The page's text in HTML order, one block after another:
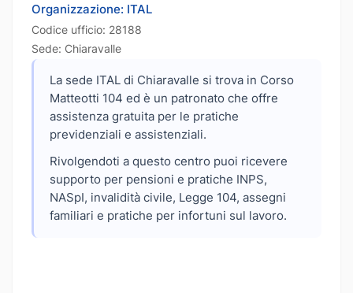
Organizzazione: ITAL
Codice ufficio: 28188
Sede: Chiaravalle
La sede ITAL di Chiaravalle si trova in Corso
Matteotti 104 ed è un patronato che offre
assistenza gratuita per le pratiche
previdenziali e assistenziali.
Rivolgendoti a questo centro puoi ricevere
supporto per pensioni e pratiche INPS,
NASpI, invalidità civile, Legge 104, assegni
familiari e pratiche per infortuni sul lavoro.